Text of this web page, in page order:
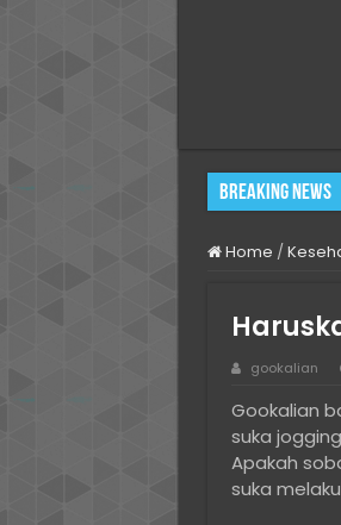
Breaking News
Home /
gookalian
Gookalian
suka
Apakah
suka